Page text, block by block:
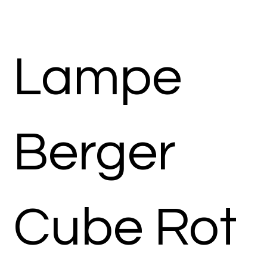
Lampe
Berger
Cube Rot